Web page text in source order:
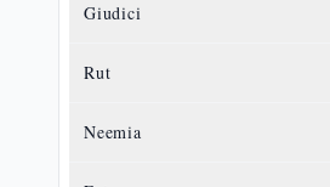
Giudici
Rut
Neemia